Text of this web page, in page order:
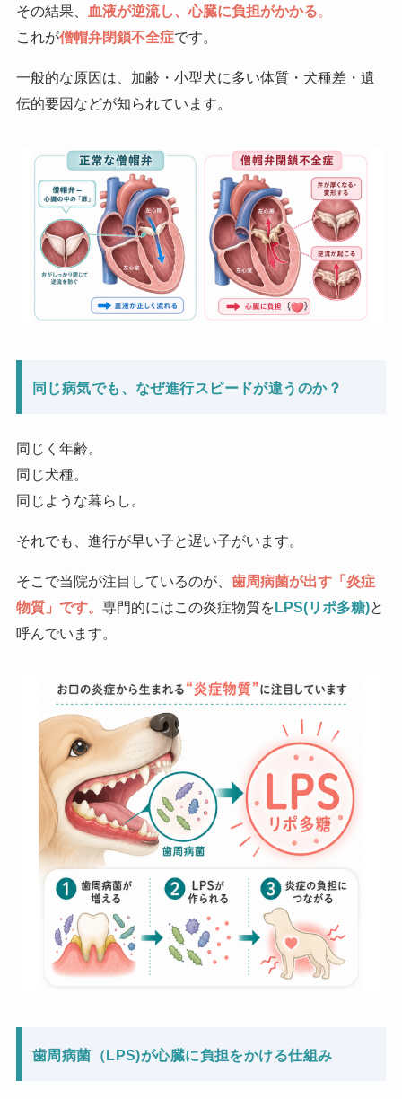
その結果、 血液が逆流し、心臓に負担がかかる。
これが僧帽弁閉鎖不全症です。
一般的な原因は、加齢・小型犬に多い体質・犬種差・遺
伝的要因などが知られています。
同じ病気でも、なぜ進行スピードが違うのか？
同じく年齢。
同じ犬種。
同じような暮らし。
それでも、進行が早い子と遅い子がいます。
そこで当院が注目しているのが、 歯周病菌が出す「炎症
物質」です。 専門的にはこの炎症物質を LPS(リポ多糖)と
呼んでいます。
歯周病菌（LPS)が心臓に負担をかける仕組み